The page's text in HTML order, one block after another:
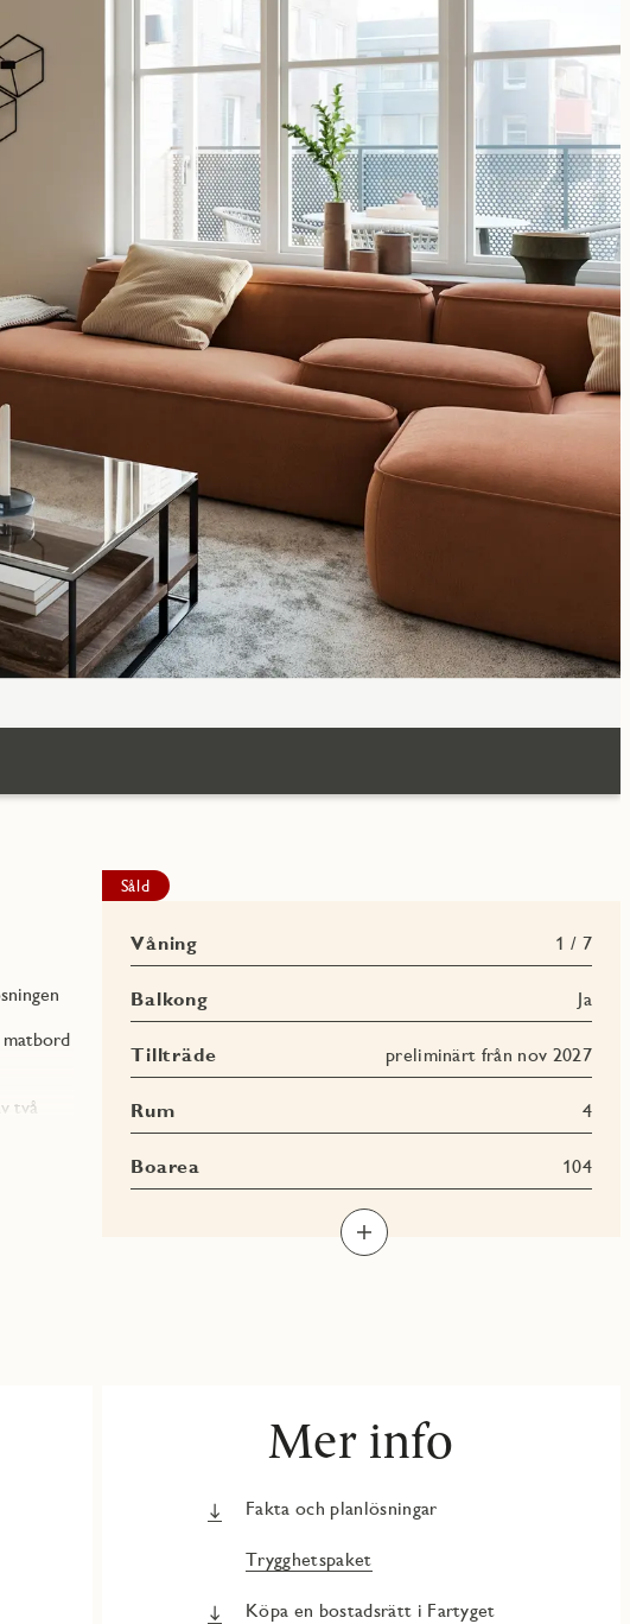
matbord
två
Såld
Våning 1 / 7
Balkong Ja
Tillträde preliminärt från nov 2027
Rum 4
Boarea 104
Mer info
Fakta och planlösningar
Trygghetspaket
Köpa en bostadsrätt i Fartyget